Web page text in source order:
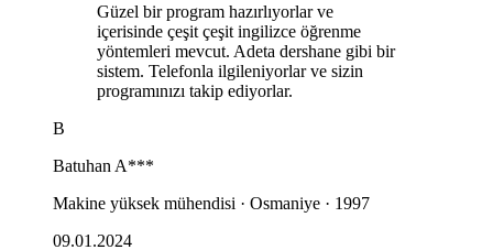
Güzel bir program hazırlıyorlar ve
içerisinde çeşit çeşit ingilizce öğrenme
yöntemleri mevcut. Adeta dershane gibi bir
sistem. Telefonla ilgileniyorlar ve sizin
programınızı takip ediyorlar.
B
Batuhan A***
Makine yüksek mühendisi · Osmaniye · 1997
09.01.2024